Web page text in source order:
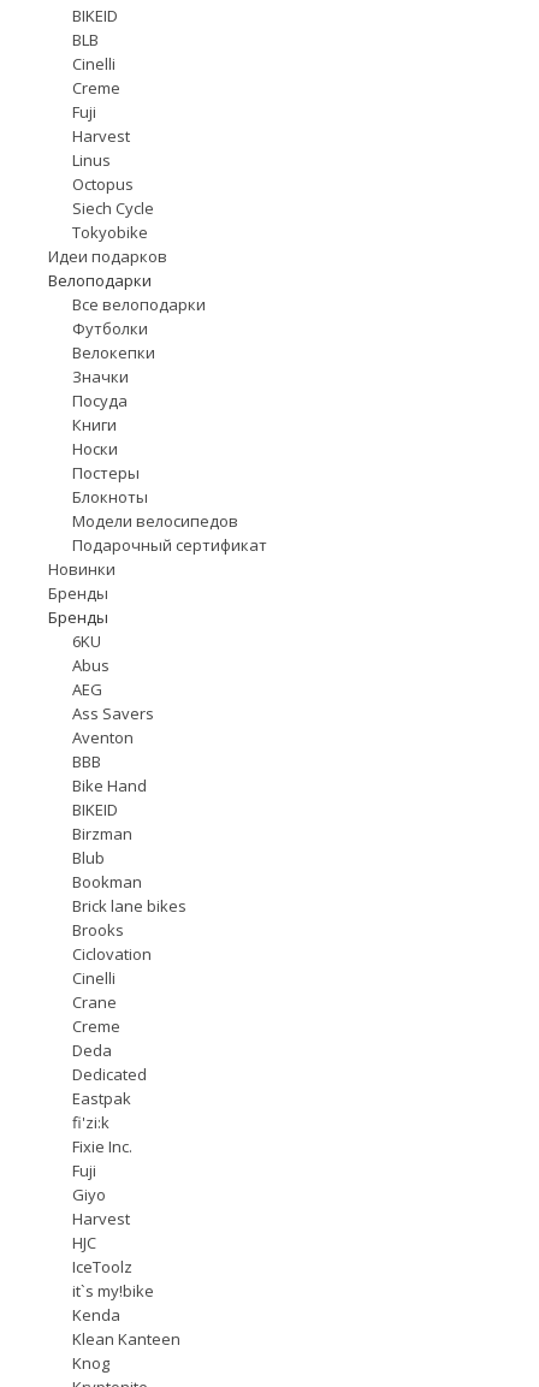
BIKEID
BLB
Cinelli
Creme
Fuji
Harvest
Linus
Octopus
Siech Cycle
Tokyobike
Идеи подарков
Велоподарки
Все велоподарки
Футболки
Велокепки
Значки
Посуда
Книги
Носки
Постеры
Блокноты
Модели велосипедов
Подарочный сертификат
Новинки
Бренды
Бренды
6KU
Abus
AEG
Ass Savers
Aventon
BBB
Bike Hand
BIKEID
Birzman
Blub
Bookman
Brick lane bikes
Brooks
Ciclovation
Cinelli
Crane
Creme
Deda
Dedicated
Eastpak
fi'zi:k
Fixie Inc.
Fuji
Giyo
Harvest
HJC
IceToolz
it`s my!bike
Kenda
Klean Kanteen
Knog